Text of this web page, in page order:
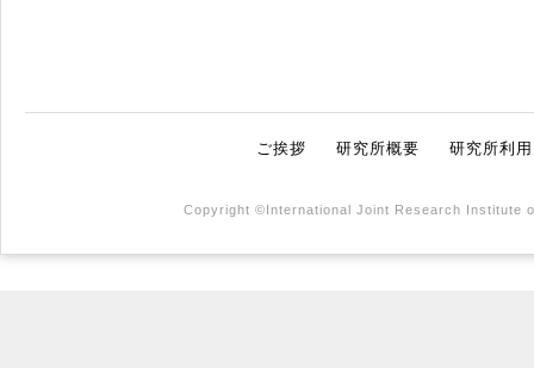
ご挨拶 研究所概要 研究所利
Copyright ©International Joint Research Institute